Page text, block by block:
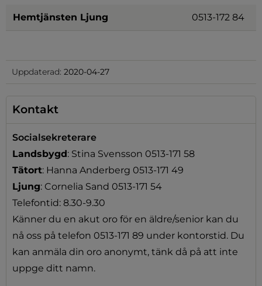
Hemtjänsten Ljung 0513-172 84
Uppdaterad: 2020-04-27
Kontakt
Socialsekreterare
Landsbygd: Stina Svensson 0513-171 58
Tätort: Hanna Anderberg 0513-171 49
Ljung: Cornelia Sand 0513-171 54
Telefontid: 8.30-9.30
Känner du en akut oro för en äldre/senior kan du
nå oss på telefon 0513-171 89 under kontorstid. Du
kan anmäla din oro anonymt, tänk då på att inte
uppge ditt namn.